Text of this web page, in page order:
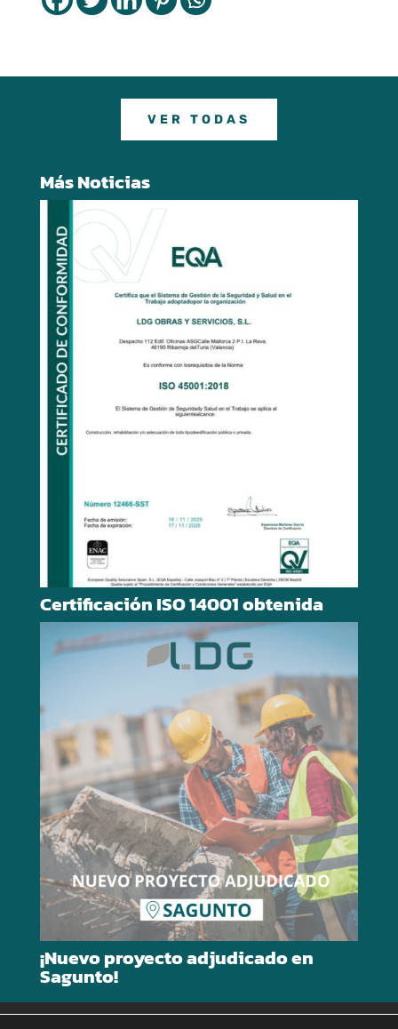
VER TODAS
Más Noticias
Certificación ISO 14001 obtenida
¡Nuevo proyecto adjudicado en
Sagunto!